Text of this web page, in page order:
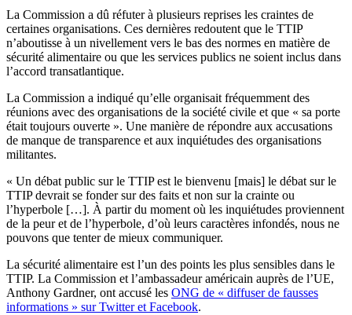
La Commission a dû réfuter à plusieurs reprises les craintes de
certaines organisations. Ces dernières redoutent que le TTIP
n’aboutisse à un nivellement vers le bas des normes en matière de
sécurité alimentaire ou que les services publics ne soient inclus dans
l’accord transatlantique.
La Commission a indiqué qu’elle organisait fréquemment des
réunions avec des organisations de la société civile et que « sa porte
était toujours ouverte ». Une manière de répondre aux accusations
de manque de transparence et aux inquiétudes des organisations
militantes.
« Un débat public sur le TTIP est le bienvenu [mais] le débat sur le
TTIP devrait se fonder sur des faits et non sur la crainte ou
l’hyperbole […]. À partir du moment où les inquiétudes proviennent
de la peur et de l’hyperbole, d’où leurs caractères infondés, nous ne
pouvons que tenter de mieux communiquer.
La sécurité alimentaire est l’un des points les plus sensibles dans le
TTIP. La Commission et l’ambassadeur américain auprès de l’UE,
Anthony Gardner, ont accusé les ONG de « diffuser de fausses
informations » sur Twitter et Facebook.